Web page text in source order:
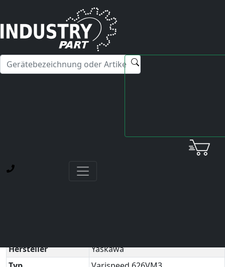
Hallo! Ich kann Ihnen gerne bei Fragen zu unseren
Servicedienstleistungen weiterhelfen.
Startseite YaskawaVarispeed 626VM3
Hersteller
Yaskawa